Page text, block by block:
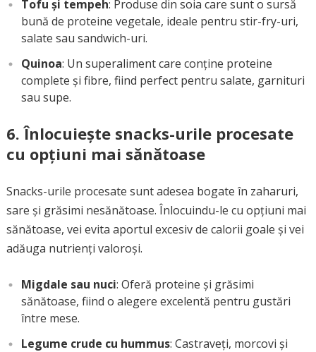
Tofu și tempeh: Produse din soia care sunt o sursă
bună de proteine vegetale, ideale pentru stir-fry-uri,
salate sau sandwich-uri.
Quinoa: Un superaliment care conține proteine
complete și fibre, fiind perfect pentru salate, garnituri
sau supe.
6.Înlocuiește snacks-urile procesate
cu opțiuni mai sănătoase
Snacks-urile procesate sunt adesea bogate în zaharuri,
sare și grăsimi nesănătoase. Înlocuindu-le cu opțiuni mai
sănătoase, vei evita aportul excesiv de calorii goale și vei
adăuga nutrienți valoroși.
Migdale sau nuci: Oferă proteine și grăsimi
sănătoase, fiind o alegere excelentă pentru gustări
între mese.
Legume crude cu hummus: Castraveți, morcovi și